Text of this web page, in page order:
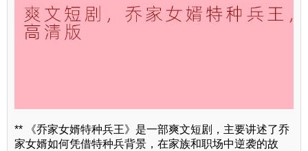
** 《乔家女婿特种兵王》是一部爽文短剧，主要讲述了乔
家女婿如何凭借特种兵背景，在家族和职场中逆袭的故